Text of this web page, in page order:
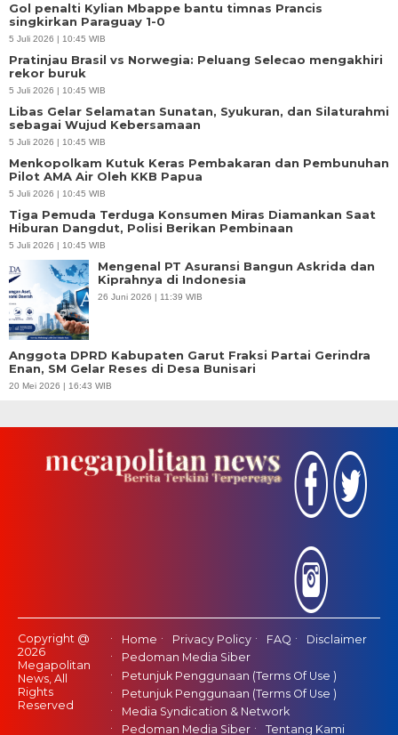
Gol penalti Kylian Mbappe bantu timnas Prancis
singkirkan Paraguay 1-0
5 Juli 2026 | 10:45 WIB
Pratinjau Brasil vs Norwegia: Peluang Selecao mengakhiri
rekor buruk
5 Juli 2026 | 10:45 WIB
Libas Gelar Selamatan Sunatan, Syukuran, dan Silaturahmi
sebagai Wujud Kebersamaan
5 Juli 2026 | 10:45 WIB
Menkopolkam Kutuk Keras Pembakaran dan Pembunuhan
Pilot AMA Air Oleh KKB Papua
5 Juli 2026 | 10:45 WIB
Tiga Pemuda Terduga Konsumen Miras Diamankan Saat
Hiburan Dangdut, Polisi Berikan Pembinaan
5 Juli 2026 | 10:45 WIB
Mengenal PT Asuransi Bangun Askrida dan
Kiprahnya di Indonesia
26 Juni 2026 | 11:39 WIB
Anggota DPRD Kabupaten Garut Fraksi Partai Gerindra
Enan, SM Gelar Reses di Desa Bunisari
20 Mei 2026 | 16:43 WIB
Copyright @
2026
Megapolitan
News, All
Rights
Reserved
Home Privacy Policy FAQ
Disclaimer
Pedoman Media Siber
Petunjuk Penggunaan (Terms Of Use )
Petunjuk Penggunaan (Terms Of Use )
Media Syndication & Network
Pedoman Media Siber
Tentang Kami